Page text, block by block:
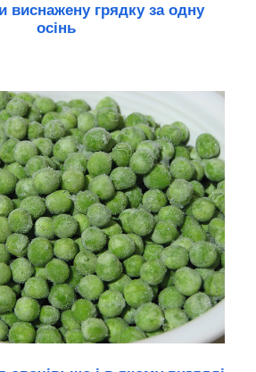
виснажену грядку за одну
осінь